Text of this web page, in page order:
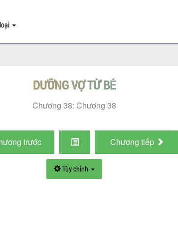
DƯỠNG VỢ TỪ BÉ
Chương 38: Chương 38
trước Chương tiếp
Tùy chỉnh